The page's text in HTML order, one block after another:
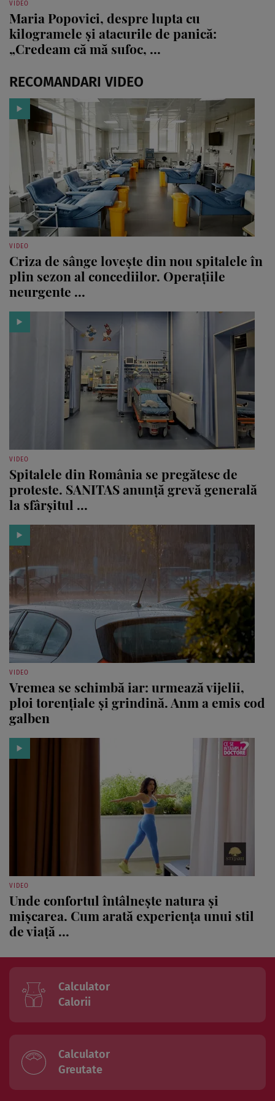
VIDEO
Maria Popovici, despre lupta cu
kilogramele și atacurile de panică:
„Credeam că mă sufoc, ...
RECOMANDARI VIDEO
VIDEO
Criza de sânge lovește din nou spitalele în
plin sezon al concediilor. Operațiile
neurgente ...
VIDEO
Spitalele din România se pregătesc de
proteste. SANITAS anunță grevă generală
la sfârșitul ...
VIDEO
Vremea se schimbă iar: urmează vijelii,
ploi torențiale și grindină. Anm a emis cod
galben
VIDEO
Unde confortul întâlnește natura și
mișcarea. Cum arată experiența unui stil
de viață ...
Calculator
Calorii
Calculator
Greutate